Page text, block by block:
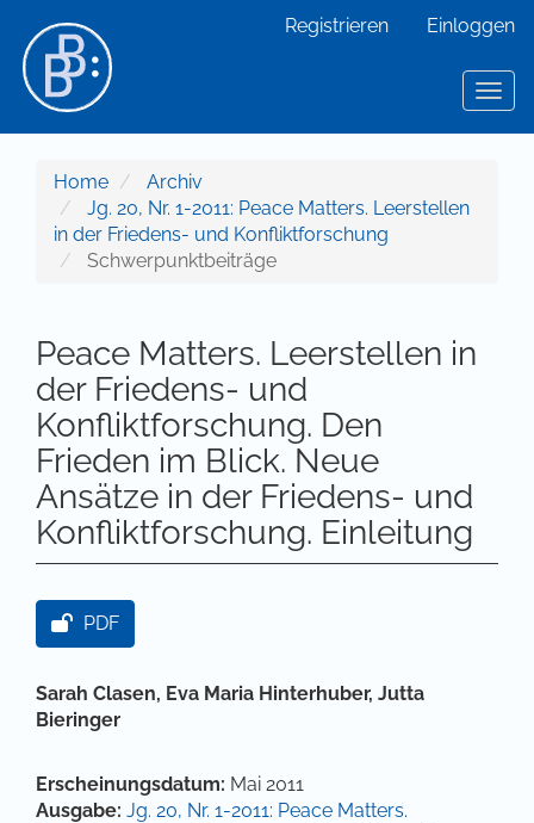
Hauptinhalt
Sidebar
Registrieren Einloggen
Home
Archiv
Jg. 20, Nr. 1-2011: Peace Matters. Leerstellen
in der Friedens- und Konfliktforschung
Schwerpunktbeiträge
Peace Matters. Leerstellen in
der Friedens- und
Konfliktforschung. Den
Frieden im Blick. Neue
Ansätze in der Friedens- und
Konfliktforschung. Einleitung
Artikel-Sidebar
PDF
Hauptsächlicher Artikelinhalt
Sarah Clasen, Eva Maria Hinterhuber, Jutta
Bieringer
Artikel-Details
Erscheinungsdatum: Mai 2011
Ausgabe: Jg. 20, Nr. 1-2011: Peace Matters.